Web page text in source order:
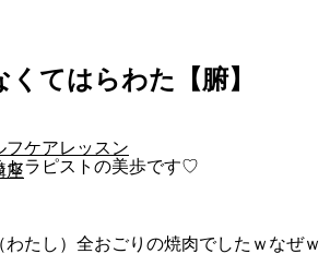
フケアレッスン
座
てはらわた【腑】
セラピストの美歩です♡
たし）全おごりの焼肉でしたｗなぜｗ